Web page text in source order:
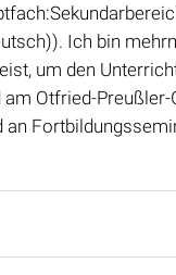
Ich bin
um den
Otfried-
an